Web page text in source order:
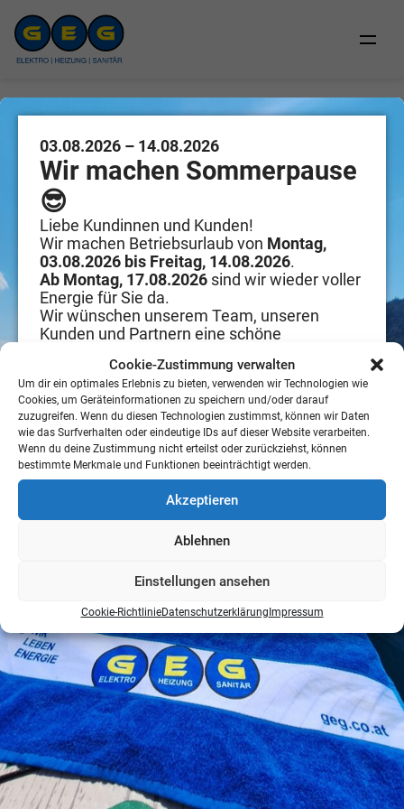
Cookie-Zustimmung verwalten
Um dir ein optimales Erlebnis zu bieten, verwenden wir Technologien wie
Cookies, um Geräteinformationen zu speichern und/oder darauf
zuzugreifen. Wenn du diesen Technologien zustimmst, können wir Daten
wie das Surfverhalten oder eindeutige IDs auf dieser Website verarbeiten.
Wenn du deine Zustimmung nicht erteilst oder zurückziehst, können
bestimmte Merkmale und Funktionen beeinträchtigt werden.
Akzeptieren
Ablehnen
Einstellungen ansehen
Cookie-RichtlinieDatenschutzerklärung Impressum
Wie gut kennst du den
Lehrling: Christoph &
Jakob HKLS
Bitte hier klicken, um die Marketing-Cookies
zu akzeptieren und diesen Inhalt zu aktivieren
03.08.2026 – 14.08.2026
Wir machen Sommerpause
😎
Liebe Kundinnen und Kunden!
Wir machen Betriebsurlaub von Montag,
03.08.2026 bis Freitag, 14.08.2026.
Ab Montag, 17.08.2026 sind wir wieder voller
Energie für Sie da.
Wir wünschen unserem Team, unseren
Kunden und Partnern eine schöne